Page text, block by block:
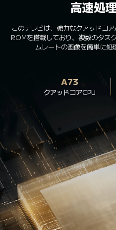
高速処
このテレビは、強力なクアッドコ
ROMを搭載しており、複数のタス
ムレートの画像を簡単に処
A73
クアッドコアCPU